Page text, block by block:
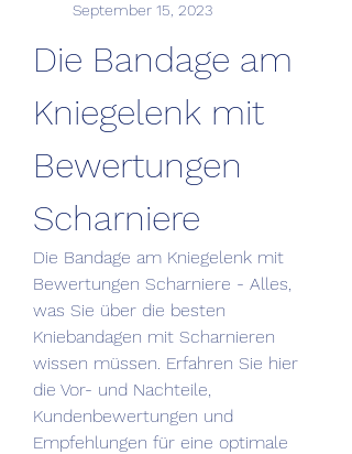
September 15, 2023
Die Bandage am
Kniegelenk mit
Bewertungen
Scharniere
Die Bandage am Kniegelenk mit
Bewertungen Scharniere - Alles,
was Sie über die besten
Kniebandagen mit Scharnieren
wissen müssen. Erfahren Sie hier
die Vor- und Nachteile,
Kundenbewertungen und
Empfehlungen für eine optimale